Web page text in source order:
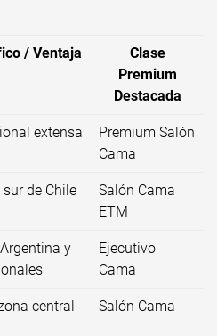
/ Ventaja
Clase
Premium
Destacada
extensa
Premium Salón
Cama
de Chile
Salón Cama
ETM
y
Ejecutivo
Cama
central
Salón Cama